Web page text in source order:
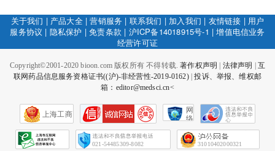
关于我们 | 产品大全|营销服务 | 联系我们 | 加入我们 | 友情链接 | 用户
服务协议 | 隐私保护 |免责条款 | 沪ICP备14018915号-1 |增值电信业务
经营许可证
Copyright©2001-2020 bioon.com 版权所有 不得转载.著作权声明 法律声明
互
联网药品信息服务资格证书((沪)-非经营性-2019-0162)|投诉、举报、维权邮
箱：editor@medsci.cn<
上海工商
网
络
会
征
021-54485309-8082 31010402000321